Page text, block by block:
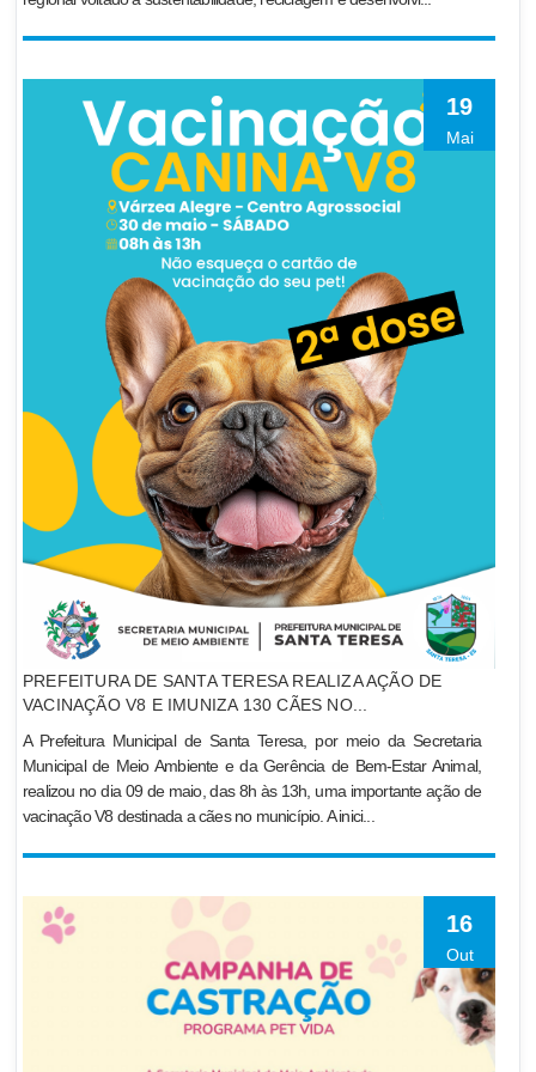
19
Mai
PREFEITURA DE SANTA TERESA REALIZA AÇÃO DE
VACINAÇÃO V8 E IMUNIZA 130 CÃES NO...
A Prefeitura Municipal de Santa Teresa, por meio da Secretaria
Municipal de Meio Ambiente e da Gerência de Bem-Estar Animal,
realizou no dia 09 de maio, das 8h às 13h, uma importante ação de
vacinação V8 destinada a cães no município. A inici...
16
Out